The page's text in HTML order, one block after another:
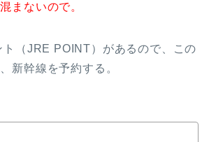
まないので。
（JRE POINT）があるので、この
新幹線を予約する。